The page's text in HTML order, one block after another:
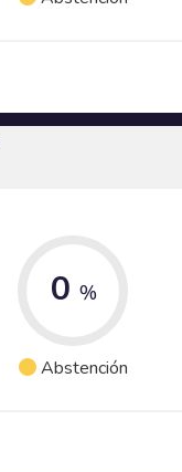
0 %
Abstención